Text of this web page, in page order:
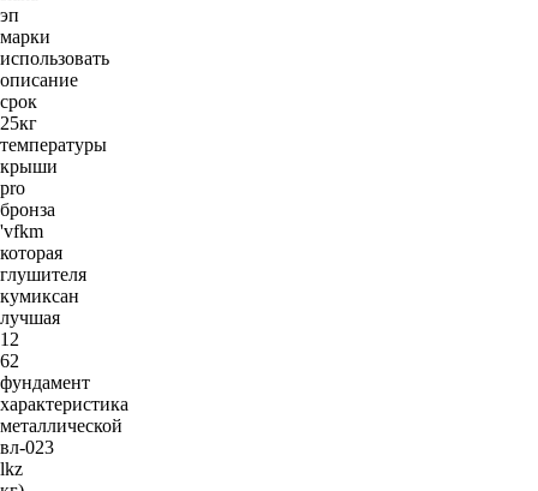
эп
марки
использовать
описание
срок
25кг
температуры
крыши
pro
бронза
'vfkm
которая
глушителя
кумиксан
лучшая
12
62
фундамент
характеристика
металлической
вл-023
lkz